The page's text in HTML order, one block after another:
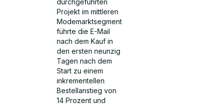
Projekt im mittleren
Modemarktsegment
führte die E-Mail
nach dem Kauf in
den ersten neunzig
Tagen nach dem
Start zu einem
inkrementellen
Bestellanstieg von
14 Prozent und